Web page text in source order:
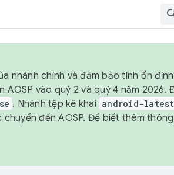
nhánh chính và đảm bảo tính ổn
AOSP vào quý 2 và quý 4 năm
. Nhánh tệp kê khai android-
đến AOSP. Để biết thêm